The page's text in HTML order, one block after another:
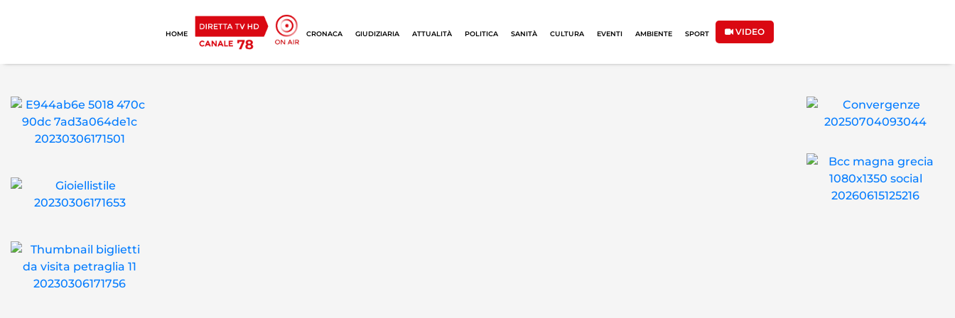
HOME CRONACA GIUDIZIARIA ATTUALITÀ POLITICA SANITÀ CULTURA EVENTI AMBIENTE SPORT VIDEO